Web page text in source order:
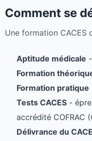
Comment se
Une formation
Aptitude médicale
Formation
Formation pratique
Tests CACES -
accrédité COFRAC
Délivrance du